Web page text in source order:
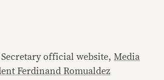
official website, Media
Ferdinand Romualdez